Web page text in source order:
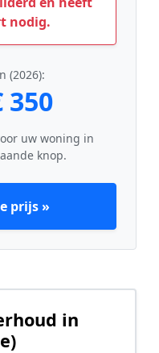
nodig.
(2026):
350
uw woning in
knop.
prijs »
in